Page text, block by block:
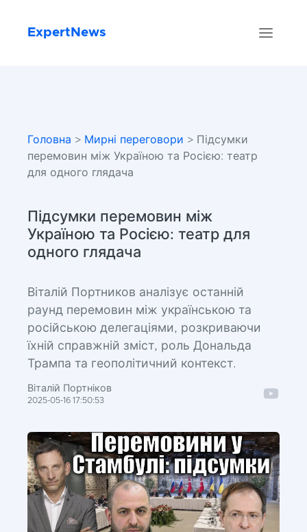
ExpertNews
Головна > Мирні переговори > Підсумки
перемовин між Україною та Росією: театр
для одного глядача
Підсумки перемовин між
Україною та Росією: театр для
одного глядача
Віталій Портников аналізує останній
раунд перемовин між українською та
російською делегаціями, розкриваючи
їхній справжній зміст, роль Дональда
Трампа та геополітичний контекст.
Віталій Портніков
2025-05-16 17:50:53